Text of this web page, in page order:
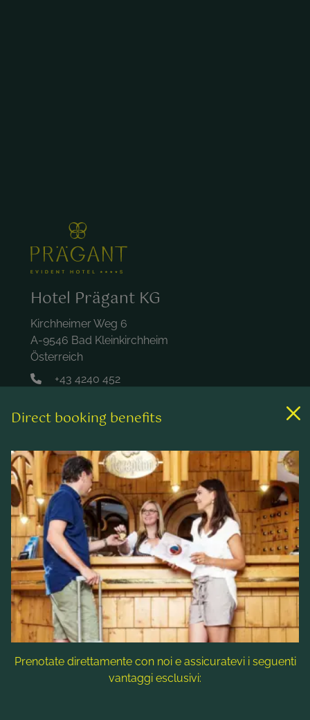
Hotel Prägant KG
Kirchheimer Weg 6
A-9546 Bad Kleinkirchheim
Österreich
+43 4240 452
Links
Camere & Tariffe
Benessere & Spa
Attività ricreative
Contatto & Assistenza
Follow us
Direct booking benefits
Prenotate direttamente con noi e assicuratevi i seguenti
vantaggi esclusivi: